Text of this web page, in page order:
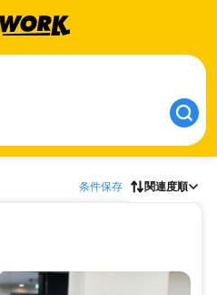
条件保存 関連度順